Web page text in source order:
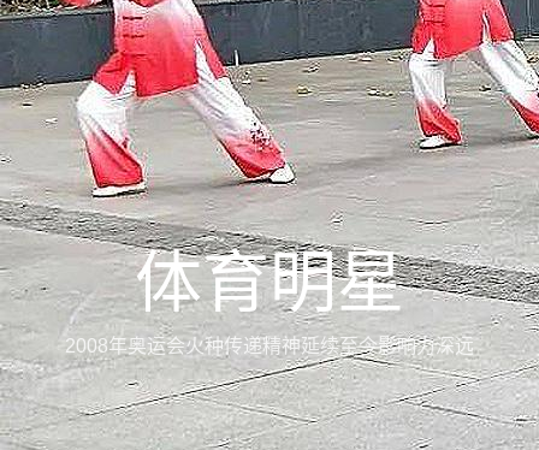
体育明星
2008年奥运会火种传递精神延续至今影响力深远